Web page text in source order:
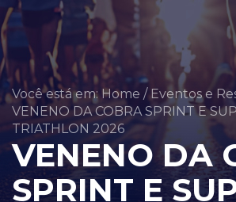
Você está em: Home / Eventos e
VENENO DA COBRA SPRINT E
TRIATHLON 2026
VENENO DA
SPRINT E